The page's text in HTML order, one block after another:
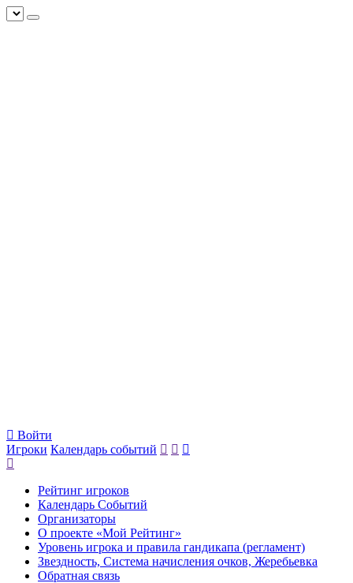
Войти
Игроки Календарь событий
Рейтинг игроков
Календарь Событий
Организаторы
О проекте «Мой Рейтинг»
Уровень игрока и правила гандикапа (регламент)
Звездность, Система начисления очков, Жеребьевка
Обратная связь